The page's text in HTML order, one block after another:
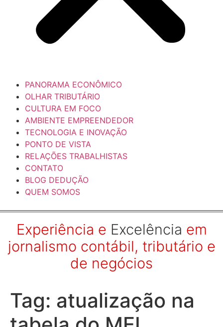
PANORAMA ECONÔMICO
OLHAR TRIBUTÁRIO
CULTURA EM FOCO
AMBIENTE EMPREENDEDOR
TECNOLOGIA E INOVAÇÃO
PONTO DE VISTA
RELAÇÕES TRABALHISTAS
CONTATO
BLOG DEDUÇÃO
QUEM SOMOS
Experiência e Excelência em
jornalismo contábil, tributário e
de negócios
Tag: atualização na